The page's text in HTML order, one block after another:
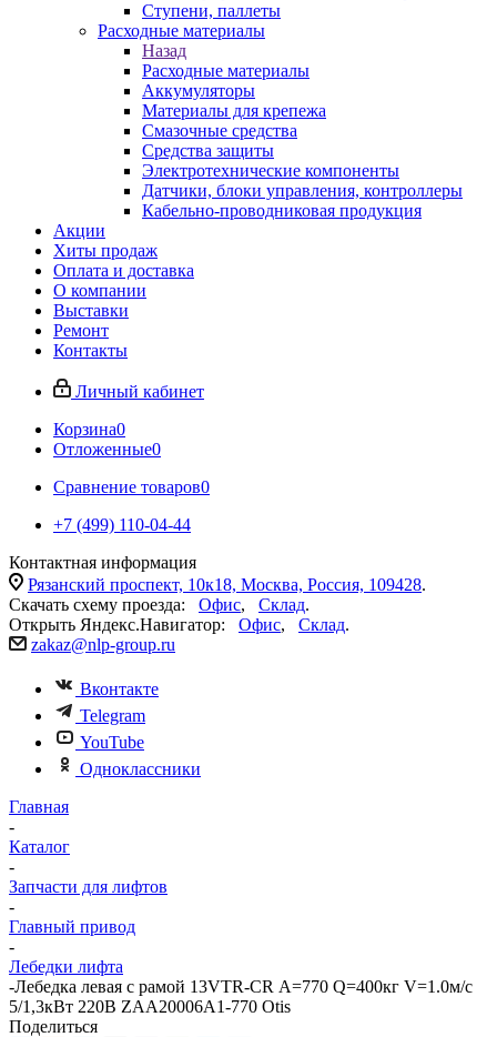
Ступени, паллеты
Расходные материалы
Назад
Расходные материалы
Аккумуляторы
Материалы для крепежа
Смазочные средства
Средства защиты
Электротехнические компоненты
Датчики, блоки управления, контроллеры
Кабельно-проводниковая продукция
Акции
Хиты продаж
Оплата и доставка
О компании
Выставки
Ремонт
Контакты
Личный кабинет
Корзина0
Отложенные0
Сравнение товаров0
+7 (499) 110-04-44
Контактная информация
Рязанский проспект, 10к18, Москва, Россия, 109428.
Скачать схему проезда: Офис, Склад.
Открыть Яндекс.Навигатор: Офис, Склад.
zakaz@nlp-group.ru
Вконтакте
Telegram
YouTube
Одноклассники
Главная
-
Каталог
-
Запчасти для лифтов
-
Главный привод
-
Лебедки лифта
-Лебедка левая с рамой 13VTR-CR А=770 Q=400кг V=1.0м/с
5/1,3кВт 220В ZAA20006A1-770 Otis
Поделиться